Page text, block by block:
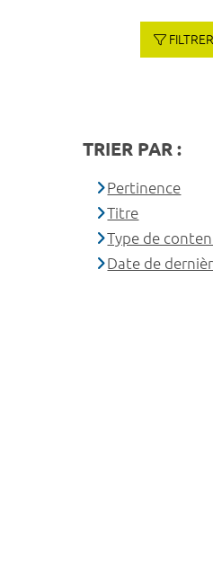
TRIER PAR :
Pertinence
Titre
Type de
Date de